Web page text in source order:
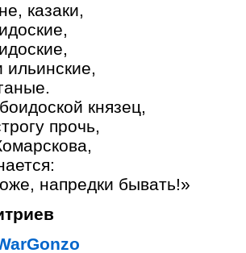
казаки,
князец,
прочь,
напредки бывать!»